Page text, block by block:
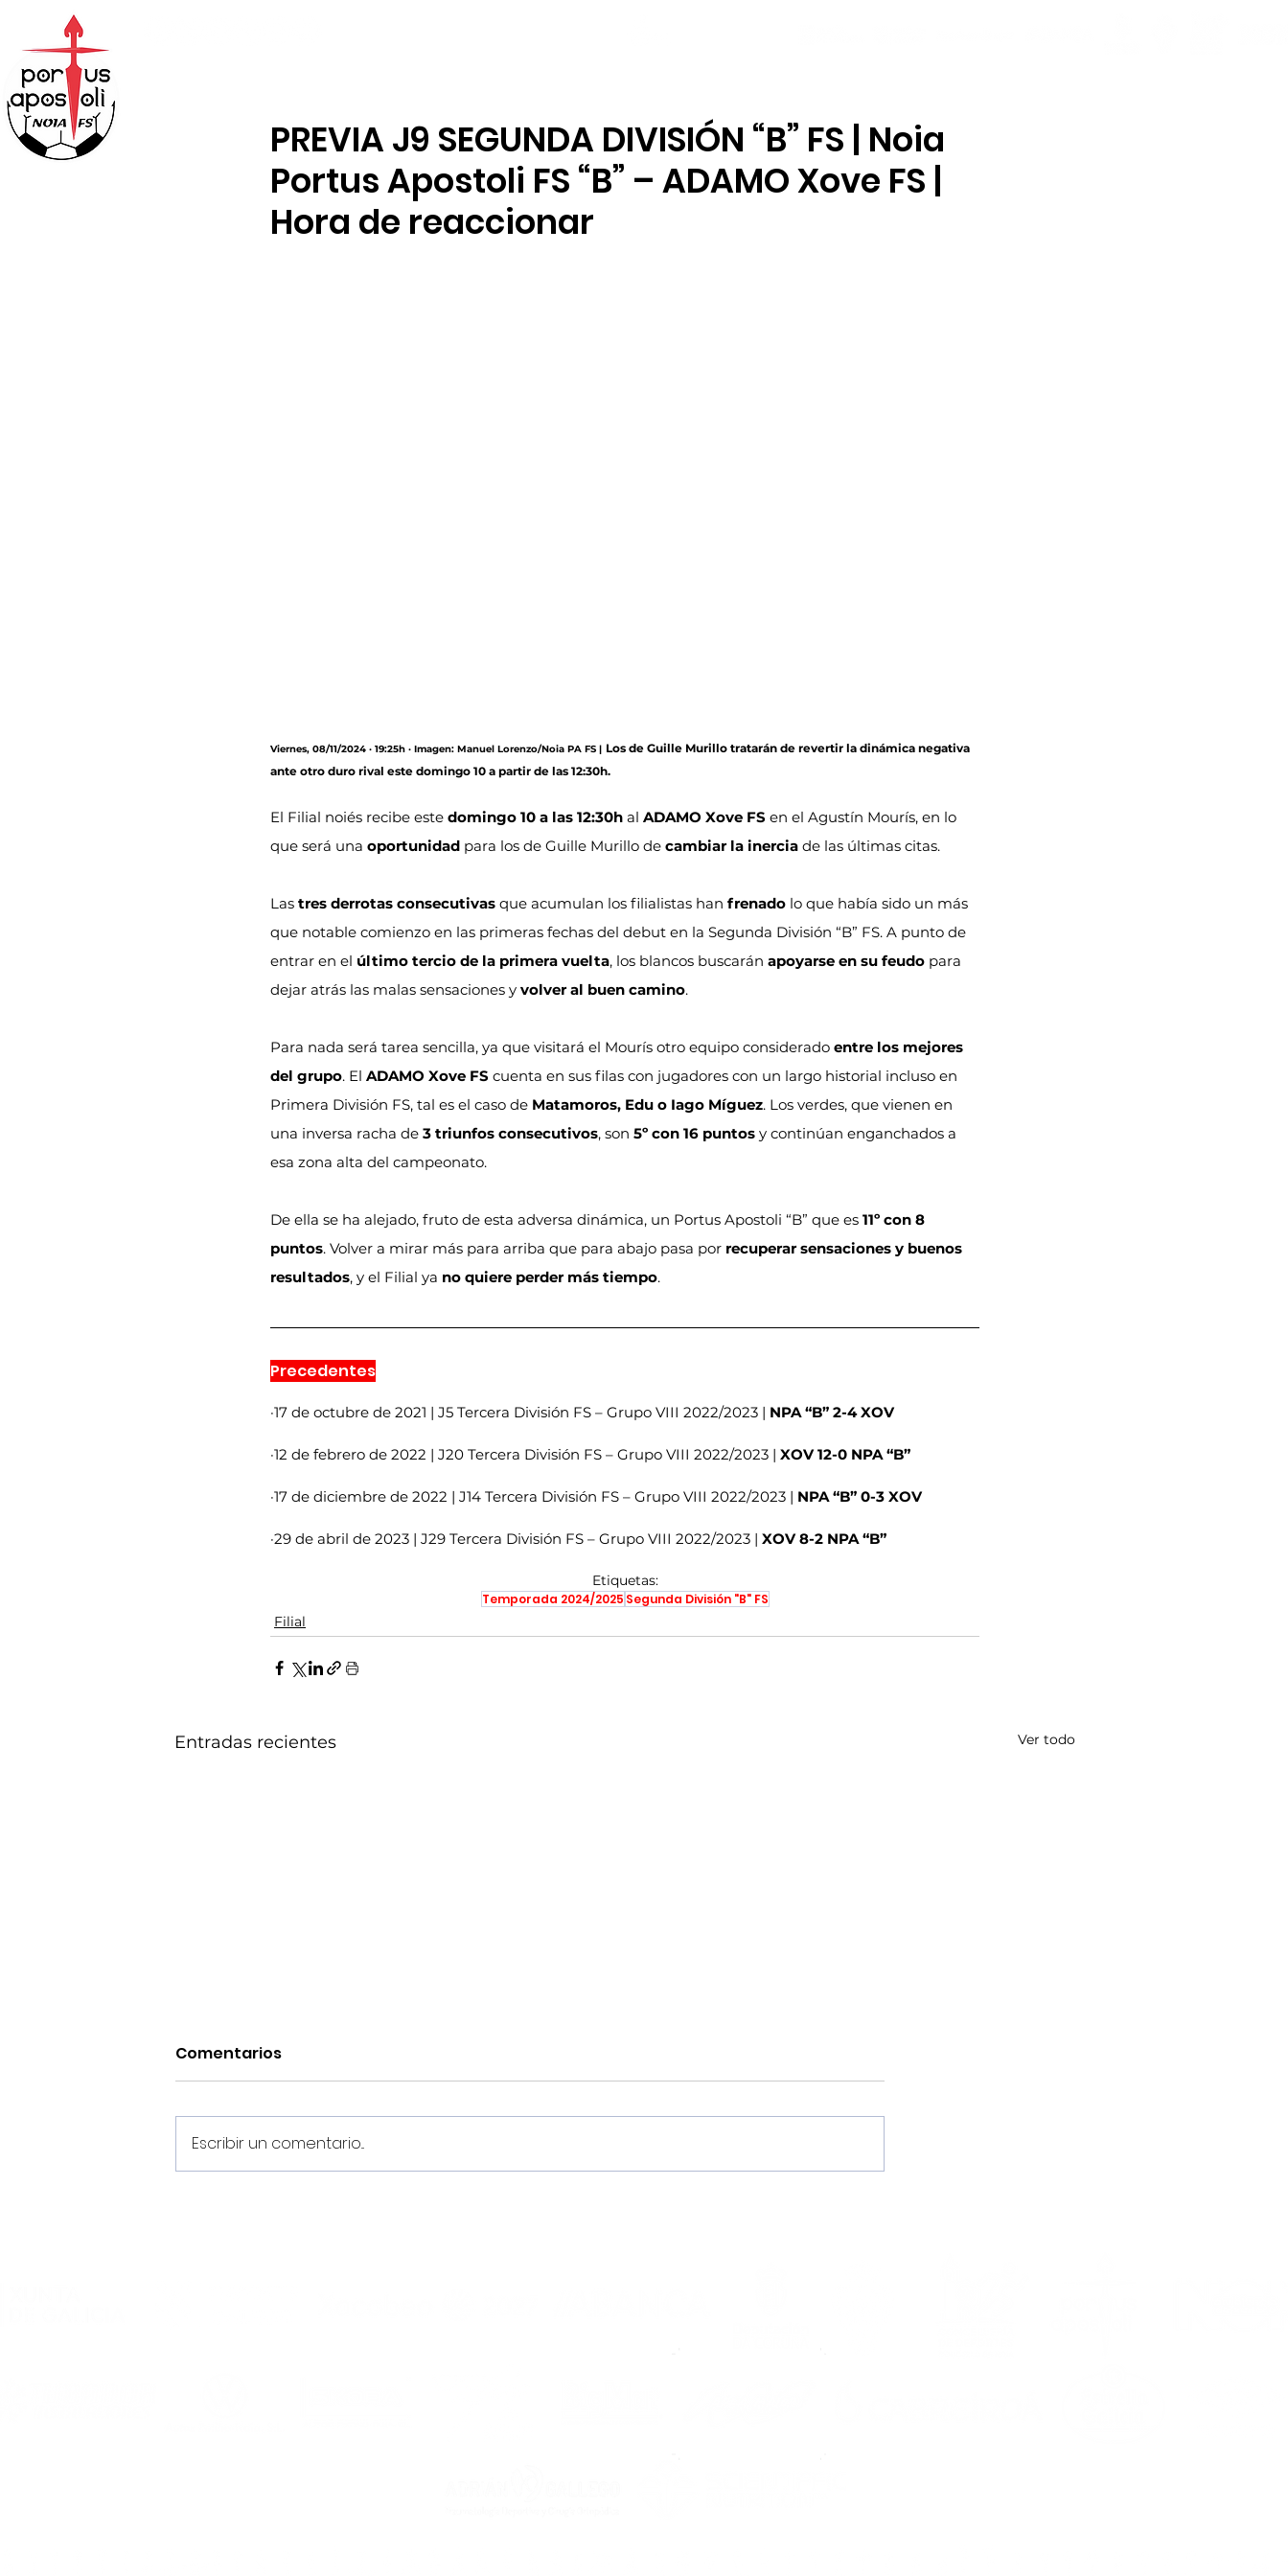
PREVIA J9 SEGUNDA DIVISIÓN “B” FS | Noia
Portus Apostoli FS “B” – ADAMO Xove FS |
Hora de reaccionar
Viernes, 08/11/2024 · 19:25h · Imagen: Manuel Lorenzo/Noia PA FS | Los de Guille Murillo tratarán de revertir la dinámica negativa
ante otro duro rival este domingo 10 a partir de las 12:30h.
El Filial noiés recibe este domingo 10 a las 12:30h al ADAMO Xove FS en el Agustín Mourís, en lo
que será una oportunidad para los de Guille Murillo de cambiar la inercia de las últimas citas.
Las tres derrotas consecutivas que acumulan los filialistas han frenado lo que había sido un más
que notable comienzo en las primeras fechas del debut en la Segunda División “B” FS. A punto de
entrar en el último tercio de la primera vuelta, los blancos buscarán apoyarse en su feudo para
dejar atrás las malas sensaciones y volver al buen camino.
Para nada será tarea sencilla, ya que visitará el Mourís otro equipo considerado entre los mejores
del grupo. El ADAMO Xove FS cuenta en sus filas con jugadores con un largo historial incluso en
Primera División FS, tal es el caso de Matamoros, Edu o Iago Míguez. Los verdes, que vienen en
una inversa racha de 3 triunfos consecutivos, son 5º con 16 puntos y continúan enganchados a
esa zona alta del campeonato.
De ella se ha alejado, fruto de esta adversa dinámica, un Portus Apostoli “B” que es 11º con 8
puntos. Volver a mirar más para arriba que para abajo pasa por recuperar sensaciones y buenos
resultados, y el Filial ya no quiere perder más tiempo.
Precedentes
·17 de octubre de 2021 | J5 Tercera División FS – Grupo VIII 2022/2023 | NPA “B” 2-4 XOV
·12 de febrero de 2022 | J20 Tercera División FS – Grupo VIII 2022/2023 | XOV 12-0 NPA “B”
·17 de diciembre de 2022 | J14 Tercera División FS – Grupo VIII 2022/2023 | NPA “B” 0-3 XOV
·29 de abril de 2023 | J29 Tercera División FS – Grupo VIII 2022/2023 | XOV 8-2 NPA “B”
Etiquetas:
Temporada 2024/2025 Segunda División "B" FS
Filial
Entradas recientes Ver todo
Comentarios
Escribir un comentario...